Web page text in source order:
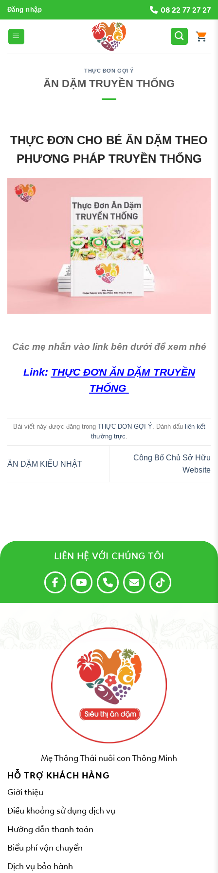
Bỏ
qua
nội
dung
Đăng nhập 08 22 77 27 27
THỰC ĐƠN GỢI Ý
ĂN DẶM TRUYỀN THỐNG
THỰC ĐƠN CHO BÉ ĂN DẶM THEO
PHƯƠNG PHÁP TRUYỀN THỐNG
Các mẹ nhấn vào link bên dưới để xem nhé
Link: THỰC ĐƠN ĂN DẶM TRUYỀN
THỐNG
Bài viết này được đăng trong THỰC ĐƠN GỢI Ý. Đánh dấu liên kết
thường trực
ĂN DẶM KIỂU NHẬT
Công Bố Chủ Sở Hữu
Website
LIÊN HỆ VỚI CHÚNG TÔI
Mẹ Thông Thái nuôi con Thông Minh
HỖ TRỢ KHÁCH HÀNG
Giới thiệu
Điều khoảng sử dụng dịch vụ
Hướng dẫn thanh toán
Biểu phí vận chuyển
Dịch vụ bảo hành